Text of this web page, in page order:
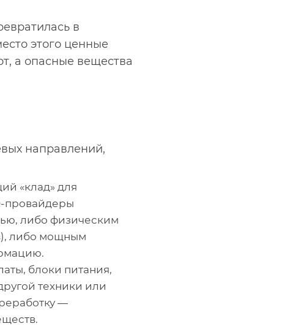
в
этого ценные
а опасные вещества
направлений,
«клад» для
провайдеры
либо физическим
либо мощным
блоки питания,
техники или
—